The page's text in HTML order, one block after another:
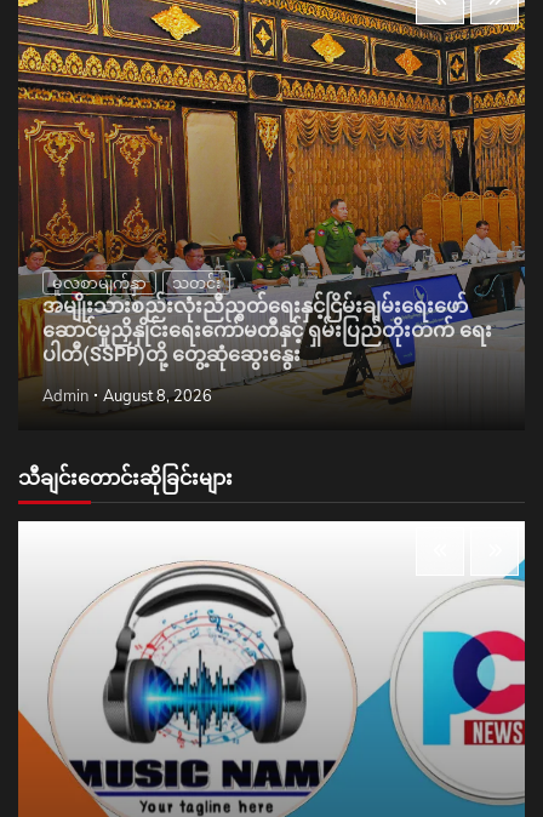
မူလစာမျက်နှာ သတင်း
အမျိုးသားစည်းလုံးညီညွတ်ရေးနှင့်ငြိမ်းချမ်းရေးဖော်
ဆောင်မှုညှိနှိုင်းရေးကော်မတီနှင့် ရှမ်းပြည်တိုးတက် ရေး
ပါတီ(SSPP)တို့ တွေ့ဆုံဆွေးနွေး
Admin August 8, 2026
သီချင်းတောင်းဆိုခြင်းများ